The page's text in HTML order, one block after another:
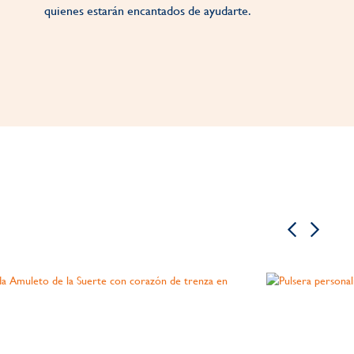
quienes estarán encantados de ayudarte.